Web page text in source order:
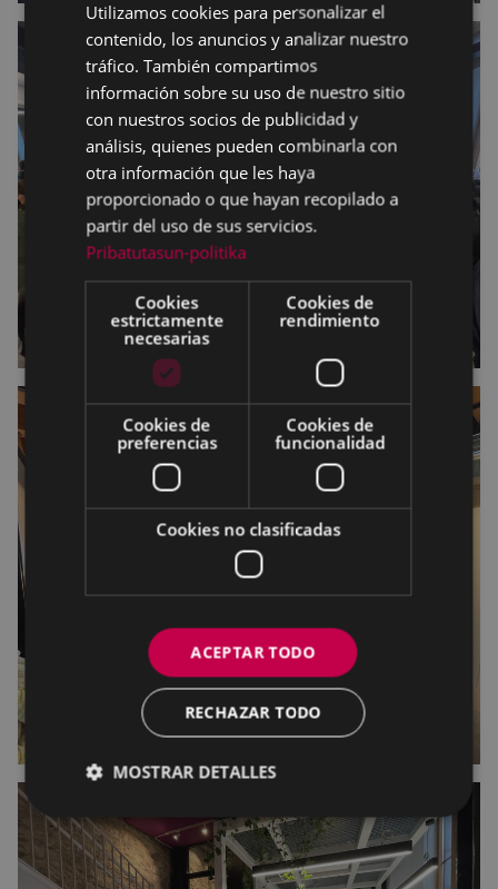
BASQUE
SPANISH
Utilizamos cookies para personalizar el
contenido, los anuncios y analizar nuestro
tráfico. También compartimos
información sobre su uso de nuestro sitio
con nuestros socios de publicidad y
análisis, quienes pueden combinarla con
otra información que les haya
proporcionado o que hayan recopilado a
partir del uso de sus servicios.
Pribatutasun-politika
Cookies
estrictamente
necesarias
Cookies de
rendimiento
Cookies de
preferencias
Cookies de
funcionalidad
Cookies no clasificadas
ACEPTAR TODO
RECHAZAR TODO
MOSTRAR DETALLES